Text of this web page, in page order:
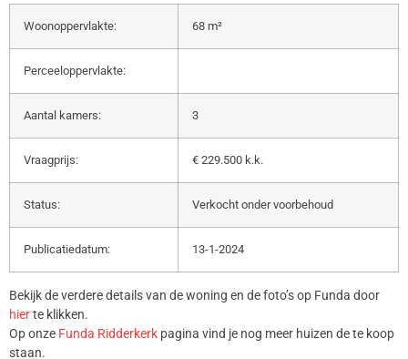
Woonoppervlakte: 68 m²
Perceeloppervlakte:
Aantal kamers: 3
Vraagprijs: € 229.500 k.k.
Status: Verkocht onder voorbehoud
Publicatiedatum: 13-1-2024
Bekijk de verdere details van de woning en de foto’s op Funda door
hierte klikken.
Op onze Funda Ridderkerk pagina vind je nog meer huizen de te koop
staan.